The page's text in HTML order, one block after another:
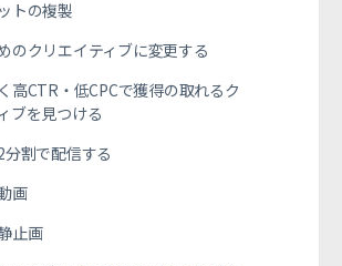
トの複製
のクリエイティブに変更する
高CTR・低CPCで獲得の取れるク
ブを見つける
割で配信する
画
画